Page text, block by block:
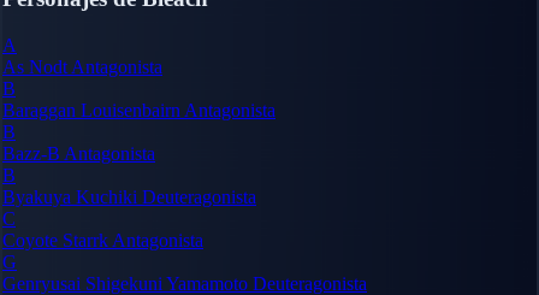
A
As Nodt Antagonista
B
Baraggan Louisenbairn Antagonista
B
Bazz-B Antagonista
B
Byakuya Kuchiki Deuteragonista
C
Coyote Starrk Antagonista
G
Genryusai Shigekuni Yamamoto Deuteragonista